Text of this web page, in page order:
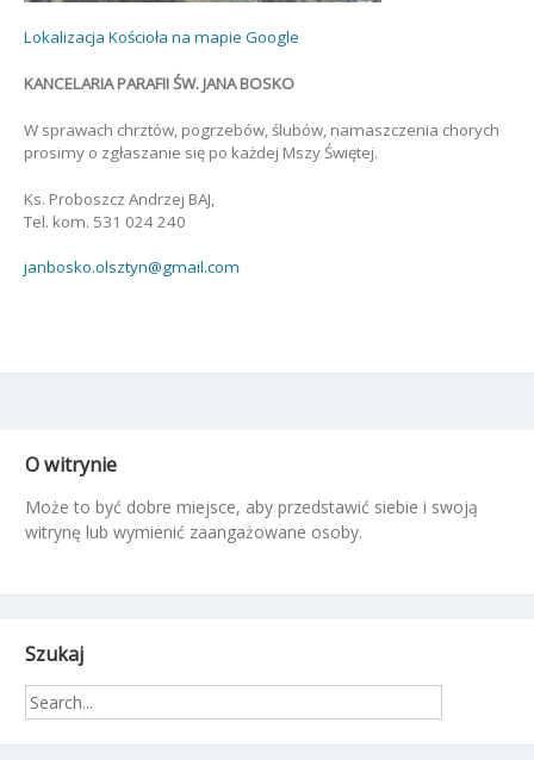
Lokalizacja Kościoła na mapie Google
KANCELARIA PARAFII ŚW. JANA BOSKO
W sprawach chrztów, pogrzebów, ślubów, namaszczenia chorych
prosimy o zgłaszanie się po każdej Mszy Świętej.
Ks. Proboszcz Andrzej BAJ,
Tel. kom. 531 024 240
janbosko.olsztyn@gmail.com
O witrynie
Może to być dobre miejsce, aby przedstawić siebie i swoją
witrynę lub wymienić zaangażowane osoby.
Szukaj